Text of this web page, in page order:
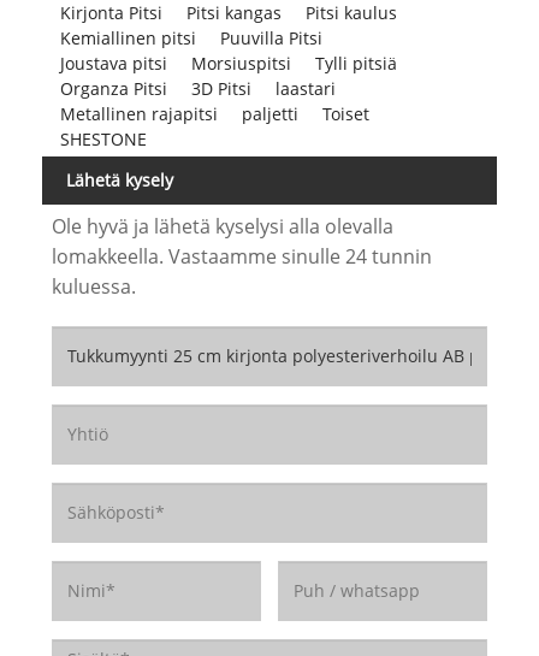
Kirjonta Pitsi
Pitsi kangas
Pitsi kaulus
Kemiallinen pitsi
Puuvilla Pitsi
Joustava pitsi
Morsiuspitsi
Tylli pitsiä
Organza Pitsi
3D Pitsi
laastari
Metallinen rajapitsi
paljetti
Toiset
SHESTONE
Lähetä kysely
Ole hyvä ja lähetä kyselysi alla olevalla
lomakkeella. Vastaamme sinulle 24 tunnin
kuluessa.